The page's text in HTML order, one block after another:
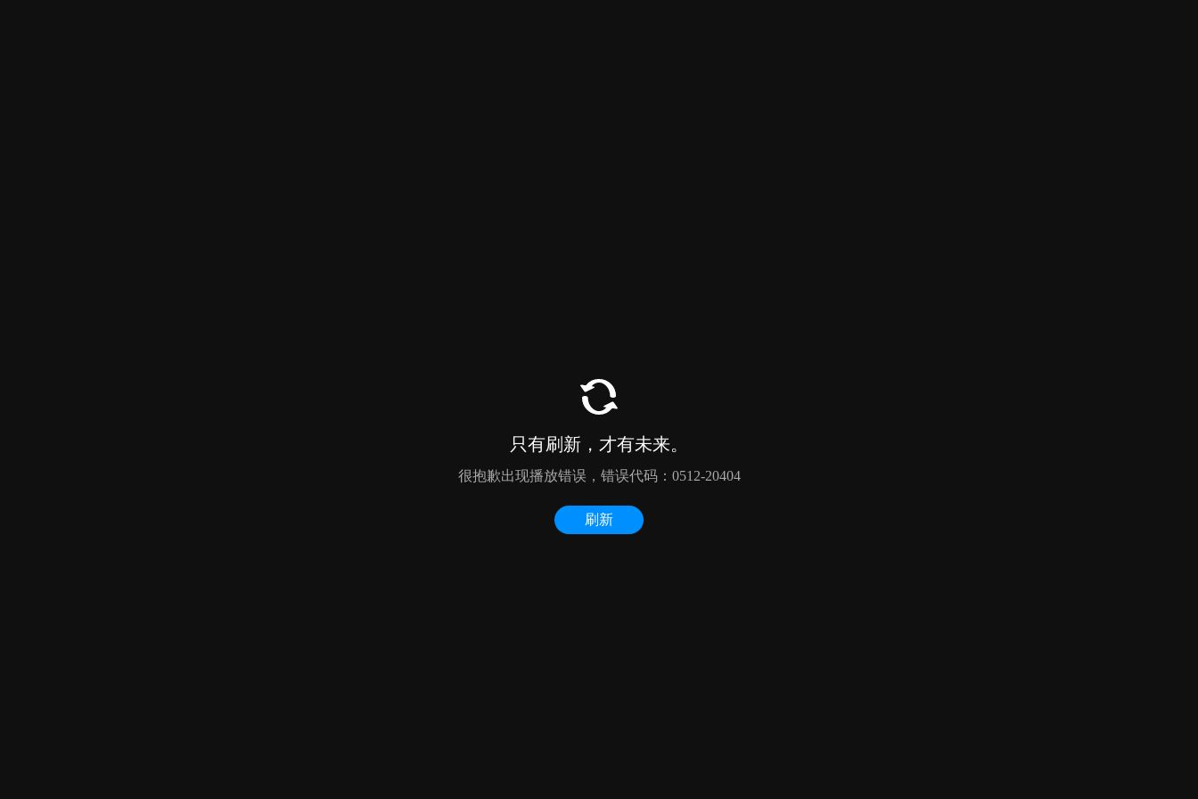
只有刷新，才有未来。
很抱歉出现播放错误，错误代码：0512-20404
刷新